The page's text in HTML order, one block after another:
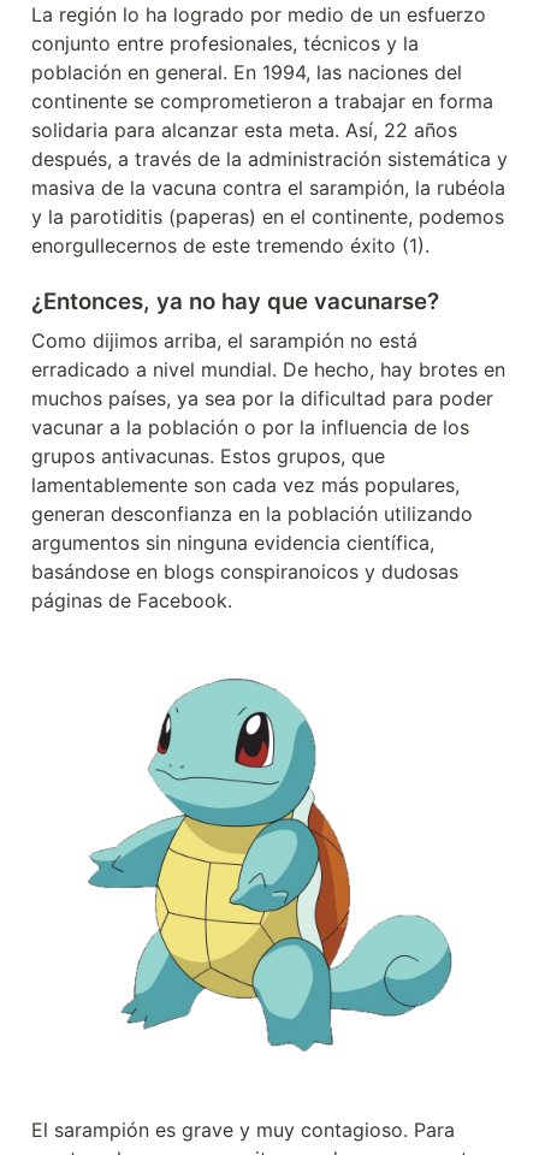
La región lo ha logrado por medio de un esfuerzo
conjunto entre profesionales, técnicos y la
población en general. En 1994, las naciones del
continente se comprometieron a trabajar en forma
solidaria para alcanzar esta meta. Así, 22 años
después, a través de la administración sistemática y
masiva de la vacuna contra el sarampión, la rubéola
y la parotiditis (paperas) en el continente, podemos
enorgullecernos de este tremendo éxito (1).
¿Entonces, ya no hay que vacunarse?
Como dijimos arriba, el sarampión no está
erradicado a nivel mundial. De hecho, hay brotes en
muchos países, ya sea por la dificultad para poder
vacunar a la población o por la influencia de los
grupos antivacunas. Estos grupos, que
lamentablemente son cada vez más populares,
generan desconfianza en la población utilizando
argumentos sin ninguna evidencia científica,
basándose en blogs conspiranoicos y dudosas
páginas de Facebook.
El sarampión es grave y muy contagioso. Para